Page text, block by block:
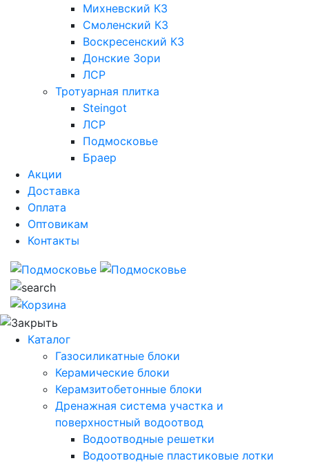
Михневский КЗ
Смоленский КЗ
Воскресенский КЗ
Донские Зори
ЛСР
Тротуарная плитка
Steingot
ЛСР
Подмосковье
Браер
Акции
Доставка
Оплата
Оптовикам
Контакты
Каталог
Газосиликатные блоки
Керамические блоки
Керамзитобетонные блоки
Дренажная система участка и
поверхностный водоотвод
Водоотводные решетки
Водоотводные пластиковые лотки